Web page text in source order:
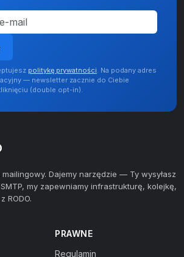
politykę prywatności. Na podany adres
— newsletter zacznie do Ciebie
(double opt-in).
Dajemy narzędzie — Ty wysyłasz
my zapewniamy infrastrukturę, kolejkę,
RODO.
PRAWNE
Regulamin